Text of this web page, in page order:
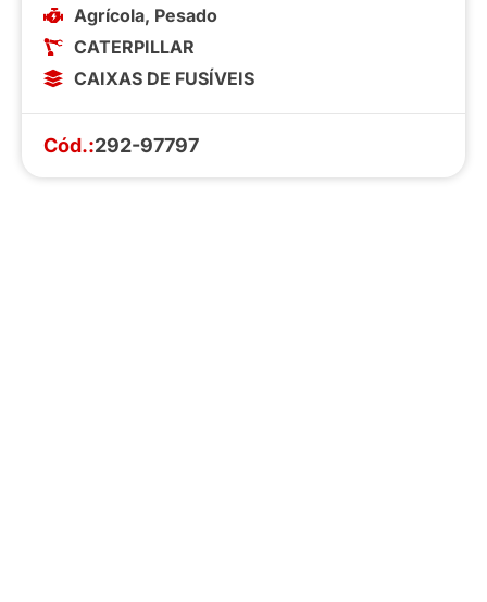
Agrícola, Pesado
CATERPILLAR
CAIXAS DE FUSÍVEIS
Cód.:292-97797